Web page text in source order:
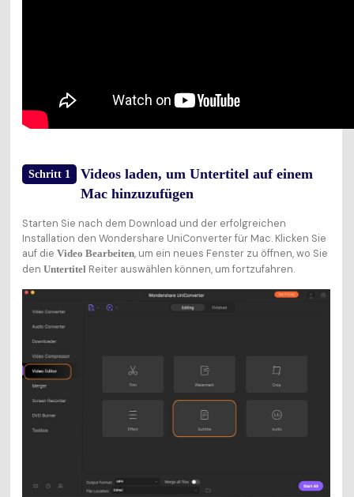
Schritt 1
Videos laden, um Untertitel auf einem
Mac hinzuzufügen
Starten Sie nach dem Download und der erfolgreichen
Installation den Wondershare UniConverter für Mac. Klicken Sie
auf die Video Bearbeiten, um ein neues Fenster zu öffnen, wo Sie
den UntertitelReiter auswählen können, um fortzufahren.